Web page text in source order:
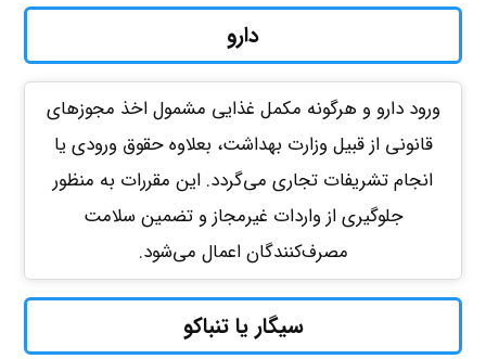
دارو
ورود دارو و هرگونه مکمل غذایی مشمول اخذ مجوزهای
قانونی از قبیل وزارت بهداشت، بعلاوه حقوق ورودی یا
انجام تشریفات تجاری می‌گردد. این مقررات به منظور
جلوگیری از واردات غیرمجاز و تضمین سلامت
مصرف‌کنندگان اعمال می‌شود.
سیگار یا تنباکو